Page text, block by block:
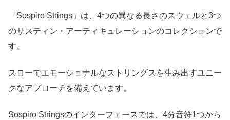
「Sospiro Strings」は、4つの異なる長さのスウェルと3つ
のサスティン・アーティキュレーションのコレクションで
す。
スローでエモーショナルなストリングスを生み出すユニー
クなアプローチを備えています。
Sospiro Stringsのインターフェースでは、4分音符1つから